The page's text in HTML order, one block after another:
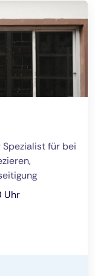
für bei
Uhr